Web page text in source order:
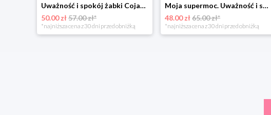
Uważność i spokój żabki Cojanato
50.00 zł57.00 zł*
*najniższa cena z 30 dni przed obniżką
Moja supermoc. Uważność i spokój żabki. Historie, gry i zabawy mindfulness Cojanato
48.00 zł65.00 zł*
*najniższa cena z 30 dni przed obniżką